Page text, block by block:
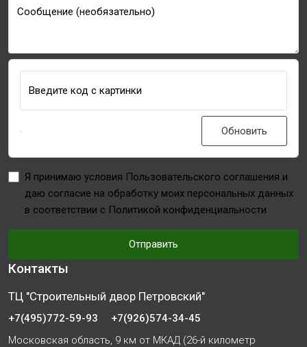
Сообщение (необязательно)
Введите код с картинки
Обновить
Я принимаю условия Пользовательского соглашения и
даю согласие на обработку моих персональных данных
в соответствии с Политикой конфиденциальности
Отправить
Контакты
ТЦ "Строительный двор Петровский"
+7(495)772-59-93
+7(926)574-34-45
Московская область, 9 км от МКАД (26-й километр